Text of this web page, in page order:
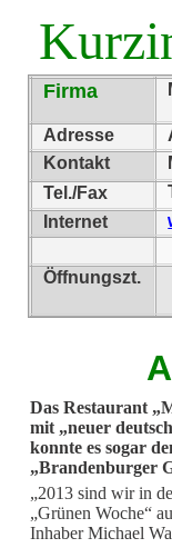
Das Restaurant
mit „neuer
konnte es sogar
„Brandenburger
„2013 sind wir in
„Grünen Woche“
Inhaber Michael
Firma
Adresse
Kontakt
Tel./Fax
Internet
Öffnungszt.